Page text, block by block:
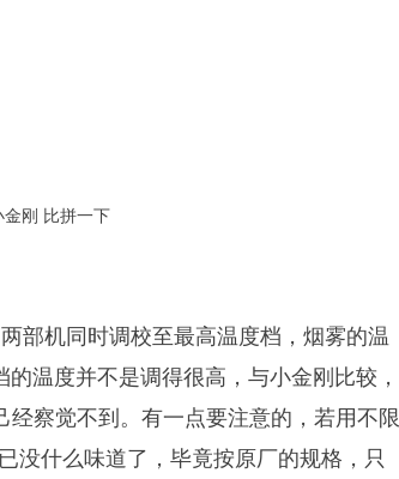
刚 比拼一下
部机同时调校至最高温度档，烟雾的温
温度并不是调得很高，与小金刚比较，
察觉不到。有一点要注意的，若用不限
没什么味道了，毕竟按原厂的规格，只